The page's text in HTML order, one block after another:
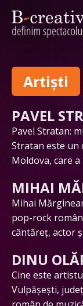
Artiști
PAVEL
Pavel Stratan:
Stratan este un
Moldova, care a
MIHAI
Mihai
pop-rock
cântăreț, actor
DINU
Cine este
Vulpășești,